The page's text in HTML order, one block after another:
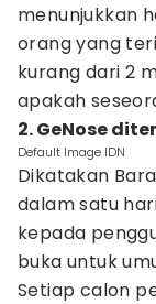
menunjukkan
orang yang
kurang dari 2
apakah
2. GeNose
Default Image IDN
Dikatakan
dalam satu
kepada
buka untuk
Setiap calon